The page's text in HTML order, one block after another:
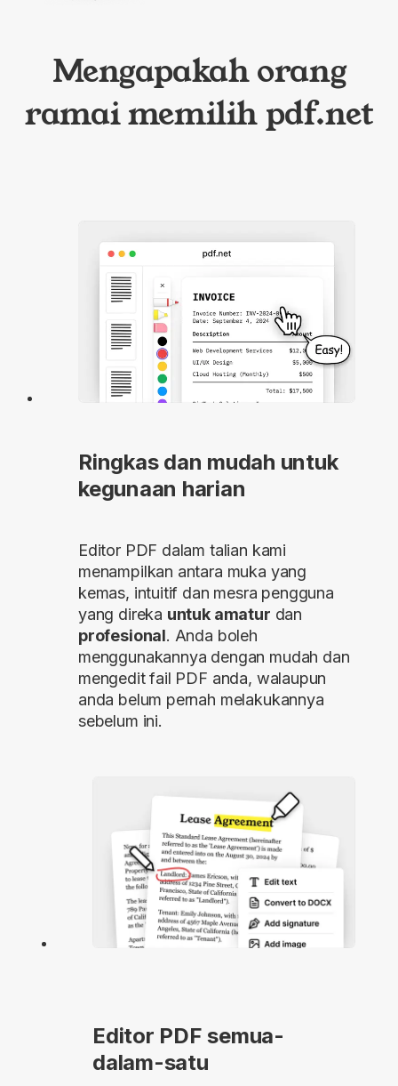
Mengapakah orang
ramai memilih pdf.net
Ringkas dan mudah untuk
kegunaan harian
Editor PDF dalam talian kami
menampilkan antara muka yang
kemas, intuitif dan mesra pengguna
yang direka untuk amatur dan
profesional. Anda boleh
menggunakannya dengan mudah dan
mengedit fail PDF anda, walaupun
anda belum pernah melakukannya
sebelum ini.
Editor PDF semua-
dalam-satu